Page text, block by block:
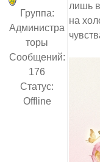
Группа:
Администра
торы
Сообщений:
176
Статус:
Offline
лишь
на